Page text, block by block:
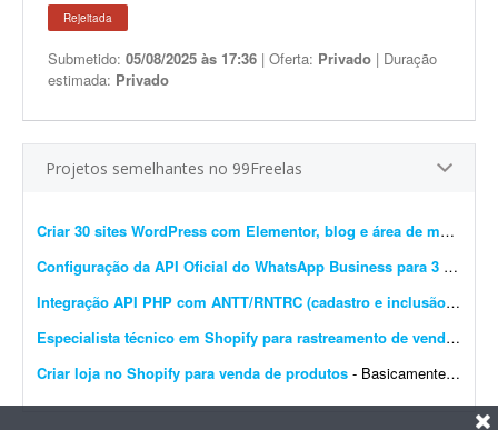
Rejeitada
Submetido: 05/08/2025 às 17:36 | Oferta: Privado | Duração
estimada: Privado
Projetos semelhantes no 99Freelas
Criar 30 sites WordPress com Elementor, blog e área de membros
Configuração da API Oficial do WhatsApp Business para 3 instâncias
Integração API PHP com ANTT/RNTRC (cadastro e inclusão)
-
Especialista técnico em Shopify para rastreamento de vendas e Meta Pixel
Criar loja no Shopify para venda de produtos - Basicamente, quero que o site seja construído do zero e configurado no Shopify para venda de produtos. O carrinho de compras deve ter upsell. O produto deve ser configurado com variantes: a...